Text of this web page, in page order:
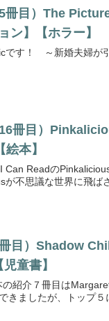
冊目）The
ン】【ホラー】
です！ ～新婚夫婦が
冊目）
本】
Can Readの
不思議な世界に飛ば
目）Shadow
童書】
紹介７冊目は
きましたが、トップ